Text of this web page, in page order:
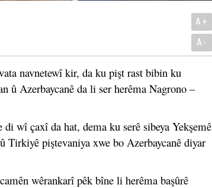
A+
A-
navnetewî kir, da ku pişt rast bibin ku
û Azerbaycanê da li ser herêma Nagrono –
wî çaxî da hat, dema ku serê sibeya Yekşemê
Tirkiyê piştevaniya xwe bo Azerbaycanê diyar
wêrankarî pêk bîne li herêma başûrê